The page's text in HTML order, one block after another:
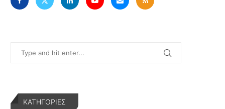
KΑΤΗΓΟΡΊΕΣ